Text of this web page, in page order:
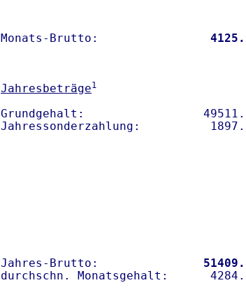
Monats-Brutto:
Jahresbeträge1
Grundgehalt:
Jahres-Brutto: